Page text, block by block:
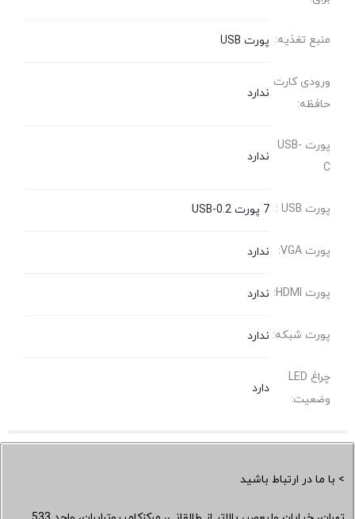
منبع تغذیه: پورت USB
ورودی کارت
حافظه:
ندارد
پورت USB-
C
ندارد
پورت USB : 7 پورت USB-0.2
پورت VGA: ندارد
پورت HDMI: ندارد
پورت شبکه: ندارد
چراغ LED
وضعیت:
دارد
> با ما در ارتباط باشید